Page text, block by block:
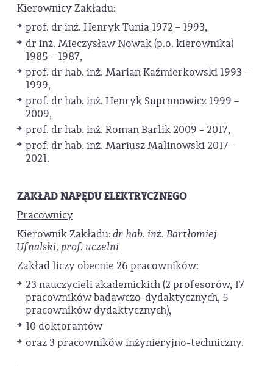
Kierownicy Zakładu:
prof. dr inż. Henryk Tunia 1972 – 1993,
dr inż. Mieczysław Nowak (p.o. kierownika)
1985 – 1987,
prof. dr hab. inż. Marian Kaźmierkowski 1993 –
1999,
prof. dr hab. inż. Henryk Supronowicz 1999 –
2009,
prof. dr hab. inż. Roman Barlik 2009 – 2017,
prof. dr hab. inż. Mariusz Malinowski 2017 –
2021.
ZAKŁAD NAPĘDU ELEKTRYCZNEGO
Pracownicy
Kierownik Zakładu:dr hab. inż.Bartłomiej
Ufnalski, prof. uczelni
Zakład liczy obecnie 26 pracowników:
23 nauczycieli akademickich (2 profesorów, 17
pracowników badawczo-dydaktycznych, 5
pracowników dydaktycznych),
10 doktorantów
oraz 3 pracowników inżynieryjno-techniczny.